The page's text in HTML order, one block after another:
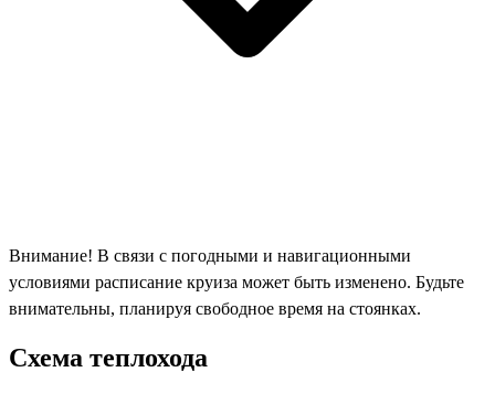
Внимание! В связи с погодными и навигационными
условиями расписание круиза может быть изменено. Будьте
внимательны, планируя свободное время на стоянках.
Схема теплохода